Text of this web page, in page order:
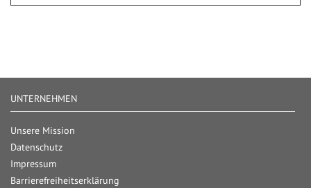
UNTERNEHMEN
Unsere Mission
Datenschutz
Impressum
Barrierefreiheitserklärung